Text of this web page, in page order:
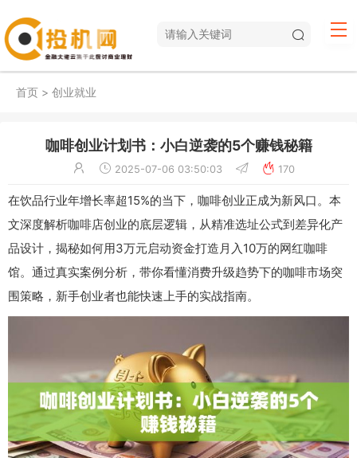
首页 > 创业就业
咖啡创业计划书：小白逆袭的5个赚钱秘籍
2025-07-06 03:50:03 170
在饮品行业年增长率超15%的当下，咖啡创业正成为新风口。本
文深度解析咖啡店创业的底层逻辑，从精准选址公式到差异化产
品设计，揭秘如何用3万元启动资金打造月入10万的网红咖啡
馆。通过真实案例分析，带你看懂消费升级趋势下的咖啡市场突
围策略，新手创业者也能快速上手的实战指南。